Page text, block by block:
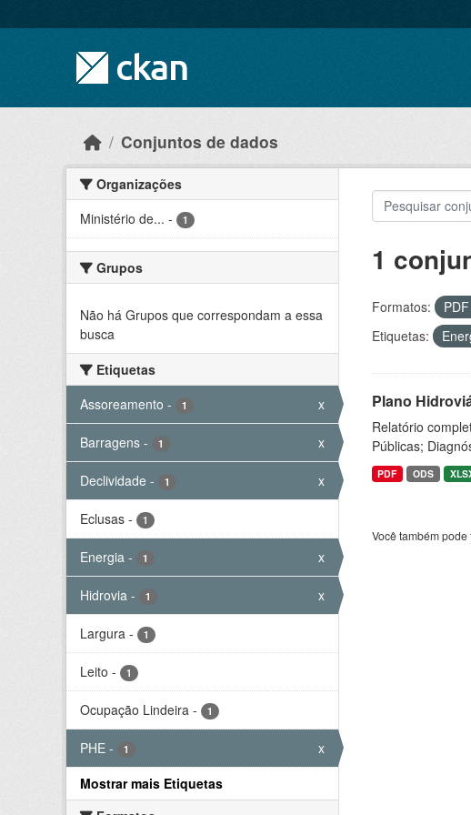
Conjuntos de dados
Organizações
Ministério de... - 1
Grupos
Não há Grupos que correspondam a essa
busca
Etiquetas
Assoreamento - 1 x
Barragens - 1 x
Declividade - 1 x
Eclusas - 1
Energia - 1 x
Hidrovia - 1 x
Largura - 1
Leito - 1
Ocupação Lindeira - 1
PHE - 1
x
Mostrar mais Etiquetas
1
Formatos: PDF
Etiquetas:
Plano
Relatório
Públicas;
PDF ODS
Você também